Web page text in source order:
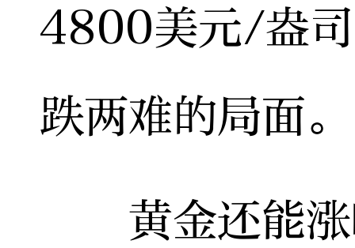
4800美元/盎
跌两难的局面。
黄金还能涨